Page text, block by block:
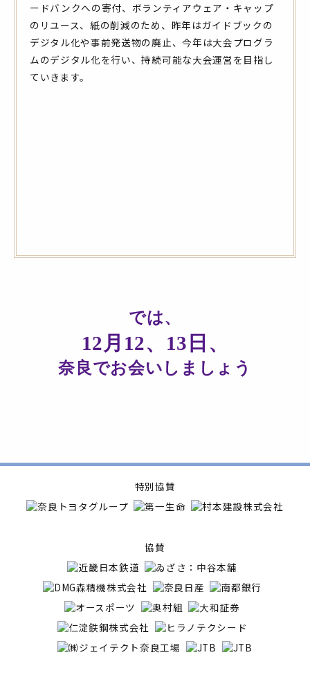
ードバンクへの寄付、ボランティアウェア・キャップ
のリユース、紙の削減のため、昨年はガイドブックの
デジタル化や事前発送物の廃止、今年は大会プログラ
ムのデジタル化を行い、持続可能な大会運営を目指し
ていきます。
では、
12月12、13日、
奈良でお会いしましょう
特別協賛
協賛